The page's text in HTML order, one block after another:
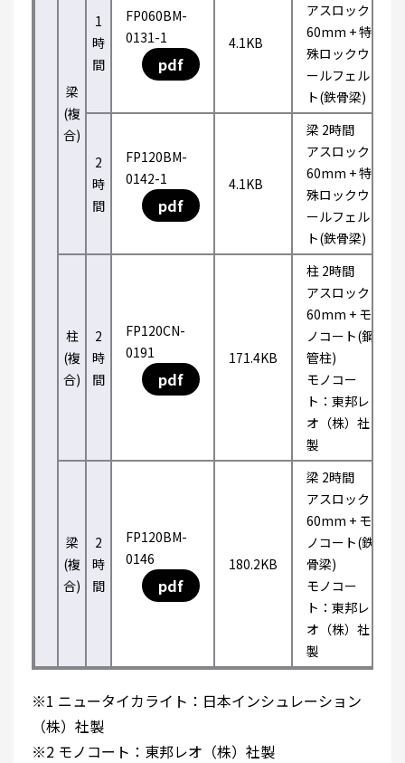
梁
(複
合)
1
時
間
FP060BM-
0131-1
pdf
4.1KB
アスロック
60mm + 特
殊ロックウ
ールフェル
ト(鉄骨梁)
2
時
間
FP120BM-
0142-1
pdf
4.1KB
梁 2時間
アスロック
60mm + 特
殊ロックウ
ールフェル
ト(鉄骨梁)
柱
(複
合)
2
時
間
FP120CN-
0191
pdf
171.4KB
柱 2時間
アスロック
60mm + モ
ノコート(鋼
管柱)
モノコー
ト：東邦レ
オ（株）社
製
梁
(複
合)
2
時
間
FP120BM-
0146
pdf
180.2KB
梁 2時間
アスロック
60mm + モ
ノコート(鉄
骨梁)
モノコー
ト：東邦レ
オ（株）社
製
※1 ニュータイカライト：日本インシュレーション
（株）社製
※2 モノコート：東邦レオ（株）社製